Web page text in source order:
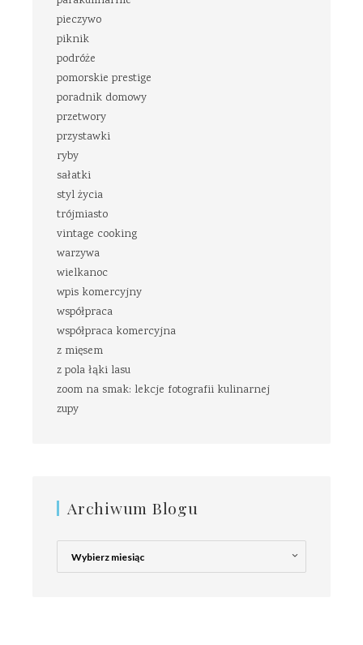
pieczywo
piknik
podróże
pomorskie prestige
poradnik domowy
przetwory
przystawki
ryby
sałatki
styl życia
trójmiasto
vintage cooking
warzywa
wielkanoc
wpis komercyjny
współpraca
współpraca komercyjna
z mięsem
z pola łąki lasu
zoom na smak: lekcje fotografii kulinarnej
zupy
Archiwum Blogu
Archiwum
Blogu